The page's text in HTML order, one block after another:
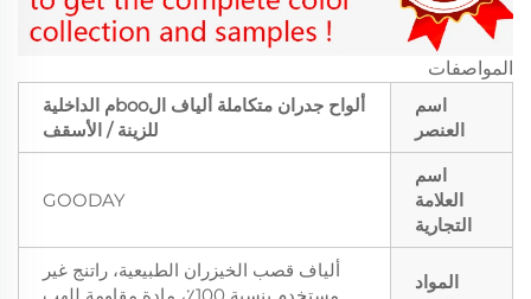
المواصفات
اسم
العنصر
ألواح جدران متكاملة ألياف الbooم الداخلية
للزينة / الأسقف
اسم
العلامة
التجارية
GOODAY
المواد
ألياف قصب الخيزران الطبيعية، راتنج غير